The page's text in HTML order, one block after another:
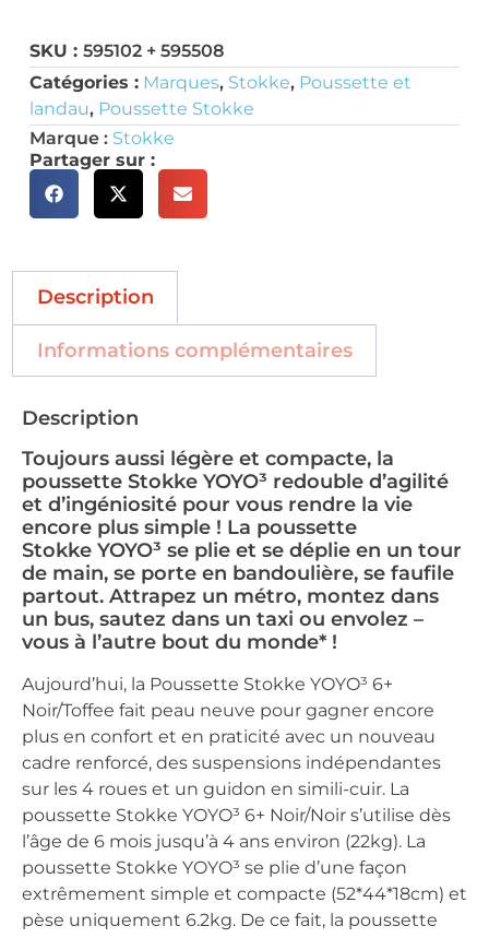
SKU : 595102 + 595508
Catégories : Marques, Stokke, Poussette et
landau, Poussette Stokke
Marque : Stokke
Partager sur :
Description
Informations complémentaires
Description
Toujours aussi légère et compacte, la
poussette Stokke YOYO³ redouble d’agilité
et d’ingéniosité pour vous rendre la vie
encore plus simple ! La poussette
Stokke YOYO³ se plie et se déplie en un tour
de main, se porte en bandoulière, se faufile
partout. Attrapez un métro, montez dans
un bus, sautez dans un taxi ou envolez –
vous à l’autre bout du monde* !
Aujourd’hui, la Poussette Stokke YOYO³ 6+
Noir/Toffee fait peau neuve pour gagner encore
plus en confort et en praticité avec un nouveau
cadre renforcé, des suspensions indépendantes
sur les 4 roues et un guidon en simili-cuir. La
poussette Stokke YOYO³ 6+ Noir/Noir s’utilise dès
l’âge de 6 mois jusqu’à 4 ans environ (22kg). La
poussette Stokke YOYO³ se plie d’une façon
extrêmement simple et compacte (52*44*18cm) et
pèse uniquement 6.2kg. De ce fait, la poussette